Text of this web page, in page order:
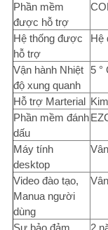
Phần mềm
được hỗ trợ
Hệ thống được
hỗ trợ
Hệ
Vận hành Nhiệt
độ xung quanh
5 °
Hỗ trợ Marterial
Phần mềm đánh
dấu
Máy tính
desktop
Video đào tạo,
Manua người
dùng